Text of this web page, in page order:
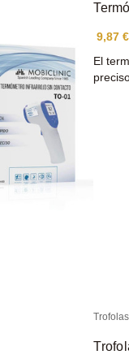
9,87 €
El